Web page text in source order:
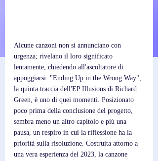
Alcune canzoni non si annunciano con
urgenza; rivelano il loro significato
lentamente, chiedendo all'ascoltatore di
appoggiarsi. "Ending Up in the Wrong Way",
la quinta traccia dell'EP Illusions di Richard
Green, è uno di quei momenti. Posizionato
poco prima della conclusione del progetto,
sembra meno un altro capitolo e più una
pausa, un respiro in cui la riflessione ha la
priorità sulla risoluzione. Costruita attorno a
una vera esperienza del 2023, la canzone